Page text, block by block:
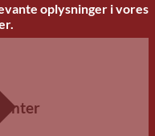
oplysninger i vores